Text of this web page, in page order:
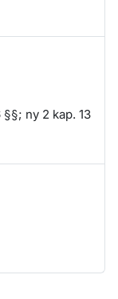
§§; ny 2 kap. 13